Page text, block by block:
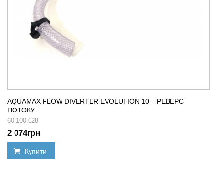
AQUAMAX FLOW DIVERTER EVOLUTION 10 – РЕВЕРС
ПОТОКУ
60.100.028
2 074грн
Купити